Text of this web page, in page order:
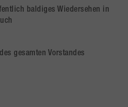
baldiges Wiedersehen in
gesamten Vorstandes